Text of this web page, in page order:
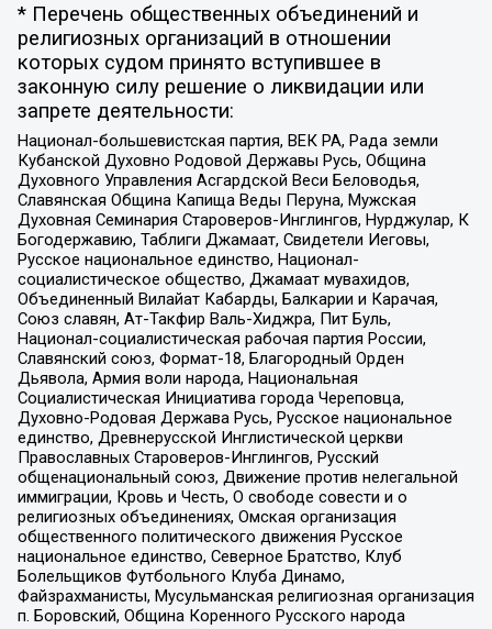
* Перечень общественных объединений и
религиозных организаций в отношении
которых судом принято вступившее в
законную силу решение о ликвидации или
запрете деятельности:
Национал-большевистская партия, ВЕК РА, Рада земли
Кубанской Духовно Родовой Державы Русь, Община
Духовного Управления Асгардской Веси Беловодья,
Славянская Община Капища Веды Перуна, Мужская
Духовная Семинария Староверов-Инглингов, Нурджулар, К
Богодержавию, Таблиги Джамаат, Свидетели Иеговы,
Русское национальное единство, Национал-
социалистическое общество, Джамаат мувахидов,
Объединенный Вилайат Кабарды, Балкарии и Карачая,
Союз славян, Ат-Такфир Валь-Хиджра, Пит Буль,
Национал-социалистическая рабочая партия России,
Славянский союз, Формат-18, Благородный Орден
Дьявола, Армия воли народа, Национальная
Социалистическая Инициатива города Череповца,
Духовно-Родовая Держава Русь, Русское национальное
единство, Древнерусской Инглистической церкви
Православных Староверов-Инглингов, Русский
общенациональный союз, Движение против нелегальной
иммиграции, Кровь и Честь, О свободе совести и о
религиозных объединениях, Омская организация
общественного политического движения Русское
национальное единство, Северное Братство, Клуб
Болельщиков Футбольного Клуба Динамо,
Файзрахманисты, Мусульманская религиозная организация
п. Боровский, Община Коренного Русского народа